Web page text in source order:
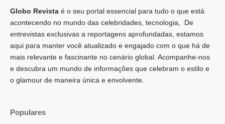
Globo Revista é o seu portal essencial para tudo o que está
acontecendo no mundo das celebridades, tecnologia, De
entrevistas exclusivas a reportagens aprofundadas, estamos
aqui para manter você atualizado e engajado com o que há de
mais relevante e fascinante no cenário global. Acompanhe-nos
e descubra um mundo de informações que celebram o estilo e
o glamour de maneira única e envolvente.
Populares